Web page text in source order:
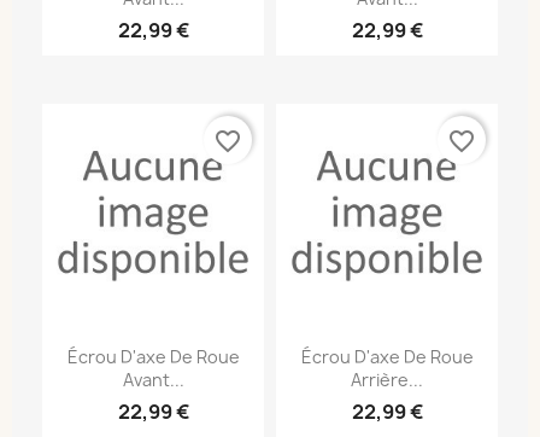
22,99 € 22,99 €
Écrou D'axe De Roue
Avant...
22,99 €
favorite_border
Écrou D'axe De Roue
Arrière...
22,99 €
favorite_border